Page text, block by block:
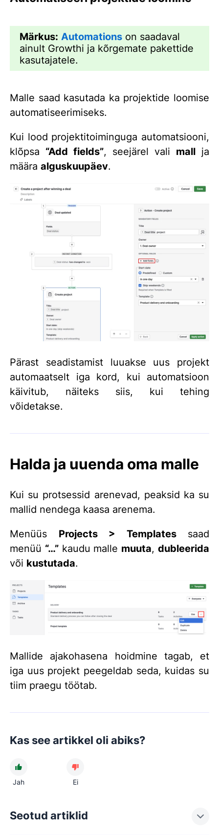
Märkus: Automations on saadaval
ainult Growthi ja kõrgemate pakettide
kasutajatele.
Malle saad kasutada ka projektide loomise
automatiseerimiseks.
Kui lood projektitoiminguga automatsiooni,
klõpsa “Add fields”, seejärel vali mall ja
määra alguskuupäev.
Pärast seadistamist luuakse uus projekt
automaatselt iga kord, kui automatsioon
käivitub, näiteks siis, kui tehing
võidetakse.
Halda ja uuenda oma malle
Kui su protsessid arenevad, peaksid ka su
mallid nendega kaasa arenema.
Menüüs Projects > Templatessaad
menüü “…”kaudu malle muuta,dubleerida
või kustutada.
Mallide ajakohasena hoidmine tagab, et
iga uus projekt peegeldab seda, kuidas su
tiim praegu töötab.
Kas see artikkel oli abiks?
Jah Ei
Seotud artiklid